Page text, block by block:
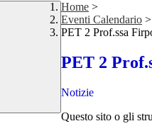
Home >
Eventi Calendario >
PET 2 Prof.ssa
PET 2
Notizie
Questo sito o gli